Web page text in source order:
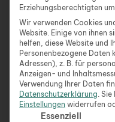
„Erwache, es ist
„Guten Morgen!
Glück geprägt sein.“
„Montage sind der
mach ihn brillant!“
Erziehungsberechtigten
Wir verwenden Cookies
Website. Einige von ihnen
helfen, diese Website und
Personenbezogene Daten
Adressen), z. B. für
Anzeigen- und
Verwendung Ihrer Daten
Datenschutzerklärung Sie
Einstellungen widerrufen
Es folgt eine Liste
Essenziell